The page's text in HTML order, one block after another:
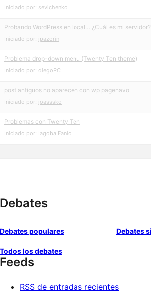
Iniciado por: sevichenko
Probando WordPress en local… ¿Cuál es mi servidor?
Iniciado por: jpazorin
Problema drop-down menu (Twenty Ten theme)
Iniciado por: diegoPC
post antiguos no aparecen con wp pagenavo
Iniciado por: joasssko
Problemas con Twenty Ten
Iniciado por: Iagoba Fanlo
Debates
Debates populares Debates
Todos los debates
Feeds
RSS de entradas recientes